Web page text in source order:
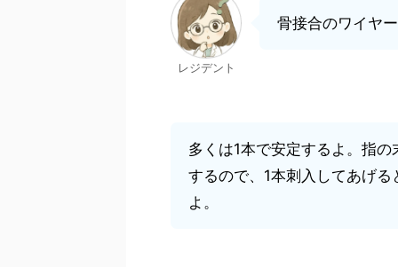
レジデント
骨接合のワイヤ
多くは1本で安定するよ。指
するので、1本刺入してあげ
よ。